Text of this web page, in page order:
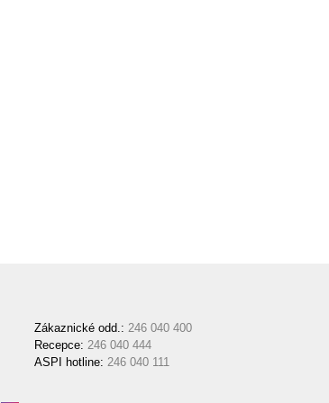
Zákaznické odd.: 246 040 400
Recepce: 246 040 444
ASPI hotline: 246 040 111